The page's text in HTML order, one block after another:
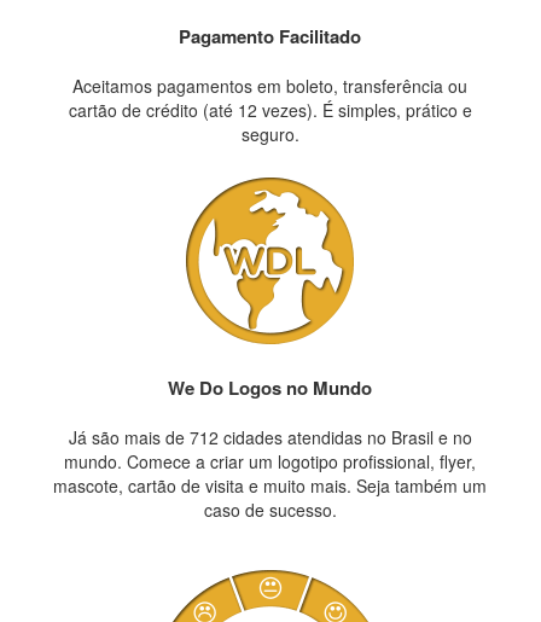
Pagamento Facilitado
Aceitamos pagamentos em boleto, transferência ou
cartão de crédito (até 12 vezes). É simples, prático e
seguro.
We Do Logos no Mundo
Já são mais de 712 cidades atendidas no Brasil e no
mundo. Comece a criar um logotipo profissional, flyer,
mascote, cartão de visita e muito mais. Seja também um
caso de sucesso.